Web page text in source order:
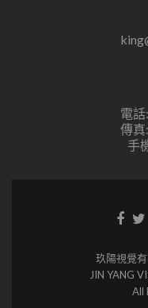
電
傳
手
玖陽視覺
JIN YANG
All